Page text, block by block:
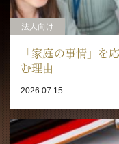
「家庭の事情」を
む理由
法人向け
2026.07.15